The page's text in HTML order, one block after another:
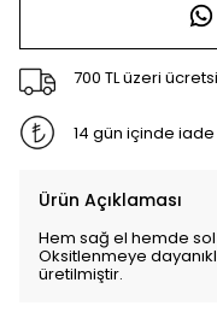
700 TL üzeri
14 gün içinde
Ürün Açıklaması
Hem sağ el hemde sol
Oksitlenmeye
üretilmiştir.